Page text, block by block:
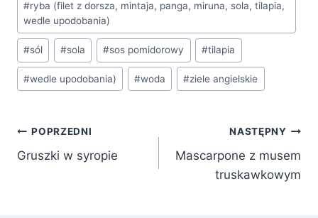
#ryba (filet z dorsza, mintaja, panga, miruna, sola, tilapia,
wedle upodobania)
#sól #sola #sos pomidorowy #tilapia
#wedle upodobania) #woda #ziele angielskie
Nawigacja
wpisu
POPRZEDNI
Gruszki w syropie
NASTĘPNY
Mascarpone z musem
truskawkowym